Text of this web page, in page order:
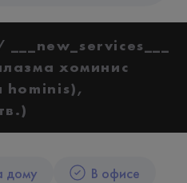
___new_services___
хоминис
hominis),
дому В офисе